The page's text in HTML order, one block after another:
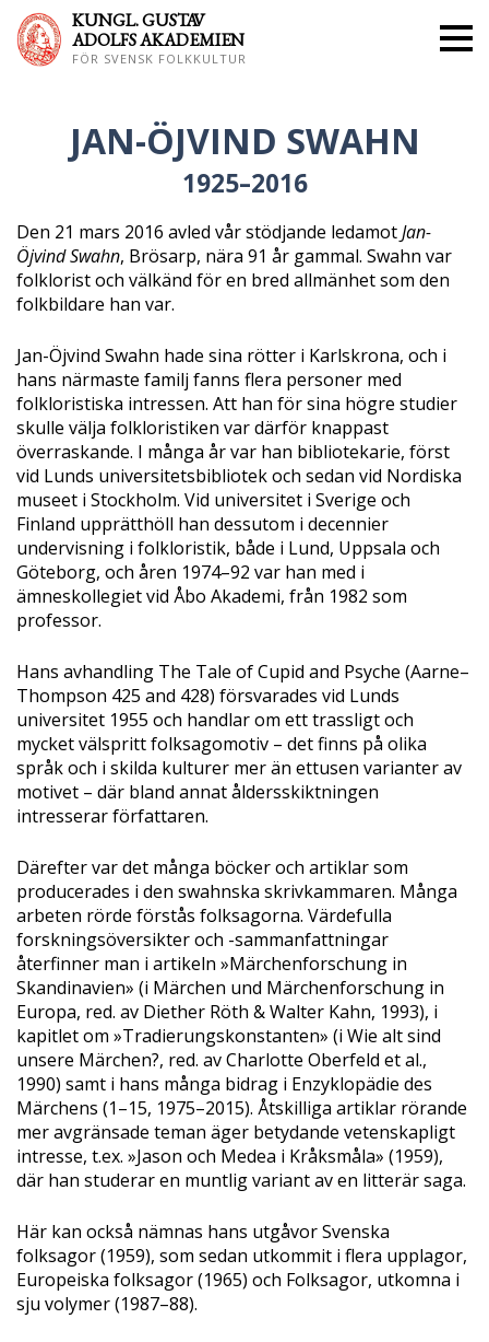
KUNGL. GUSTAV
ADOLFS AKADEMIEN
FÖR SVENSK FOLKKULTUR
JAN-ÖJVIND SWAHN
1925–2016
Den 21 mars 2016 avled vår stödjande ledamotJan-
Öjvind Swahn, Brösarp, nära 91 år gammal. Swahn var
folklorist och välkänd för en bred allmänhet som den
folkbildare han var.
Jan-Öjvind Swahn hade sina rötter i Karlskrona, och i
hans närmaste familj fanns flera personer med
folkloristiska intressen. Att han för sina högre studier
skulle välja folkloristiken var därför knappast
överraskande. I många år var han bibliotekarie, först
vid Lunds universitetsbibliotek och sedan vid Nordiska
museet i Stockholm. Vid universitet i Sverige och
Finland upprätthöll han dessutom i decennier
undervisning i folkloristik, både i Lund, Uppsala och
Göteborg, och åren 1974–92 var han med i
ämneskollegiet vid Åbo Akademi, från 1982 som
professor.
Hans avhandling The Tale of Cupid and Psyche (Aarne–
Thompson 425 and 428) försvarades vid Lunds
universitet 1955 och handlar om ett trassligt och
mycket välspritt folksagomotiv – det finns på olika
språk och i skilda kulturer mer än ettusen varianter av
motivet – där bland annat åldersskiktningen
intresserar författaren.
Därefter var det många böcker och artiklar som
producerades i den swahnska skrivkammaren. Många
arbeten rörde förstås folksagorna. Värdefulla
forskningsöversikter och -sammanfattningar
återfinner man i artikeln »Märchenforschung in
Skandinavien» (i Märchen und Märchenforschung in
Europa, red. av Diether Röth & Walter Kahn, 1993), i
kapitlet om »Tradierungskonstanten» (i Wie alt sind
unsere Märchen?, red. av Charlotte Oberfeld et al.,
1990) samt i hans många bidrag i Enzyklopädie des
Märchens (1–15, 1975–2015). Åtskilliga artiklar rörande
mer avgränsade teman äger betydande vetenskapligt
intresse, t.ex. »Jason och Medea i Kråksmåla» (1959),
där han studerar en muntlig variant av en litterär saga.
Här kan också nämnas hans utgåvor Svenska
folksagor (1959), som sedan utkommit i flera upplagor,
Europeiska folksagor (1965) och Folksagor, utkomna i
sju volymer (1987–88).